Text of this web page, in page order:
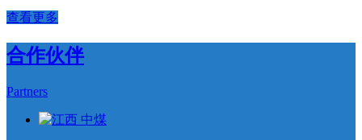
查看更多
合作伙伴
Partners